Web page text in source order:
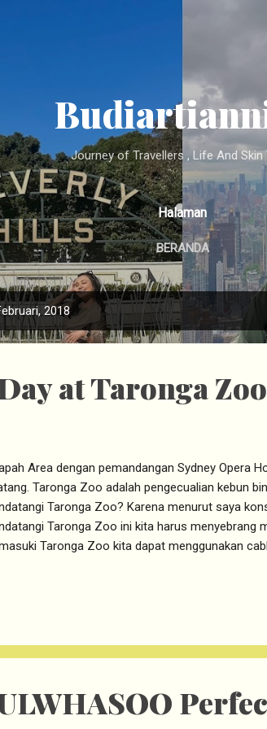
Journey of Travellers , Life And Skin
Halaman
BERANDA
2018
at Taronga Zoo
Area dengan pemandangan Sydney Opera
Taronga Zoo adalah pengecualian kebun
Taronga Zoo? Karena menurut saya
Taronga Zoo ini kita harus menyebrang
Taronga Zoo kita dapat menggunakan
Taronga Zoo menyediakan harga
pemandangan yang sangat indah, itulah
Zoo, dari sini terlihat pemandangan